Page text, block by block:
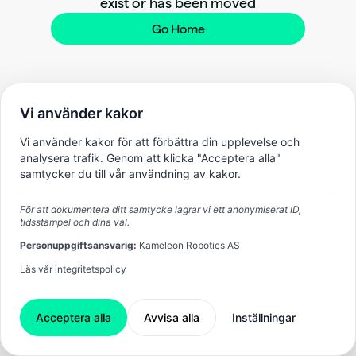
Go Home
Vi använder kakor
Vi använder kakor för att förbättra din upplevelse och
analysera trafik. Genom att klicka "Acceptera alla"
samtycker du till vår användning av kakor.
För att dokumentera ditt samtycke lagrar vi ett anonymiserat ID,
tidsstämpel och dina val.
Personuppgiftsansvarig: Kameleon Robotics AS
Läs vår integritetspolicy
Acceptera alla Avvisa alla Inställningar